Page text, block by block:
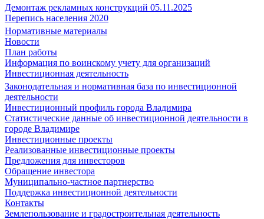
Демонтаж рекламных конструкций 05.11.2025
Перепись населения 2020
Нормативные материалы
Новости
План работы
Информация по воинскому учету для организаций
Инвестиционная деятельность
Законодательная и нормативная база по инвестиционной
деятельности
Инвестиционный профиль города Владимира
Статистические данные об инвестиционной деятельности в
городе Владимире
Инвестиционные проекты
Реализованные инвестиционные проекты
Предложения для инвесторов
Обращение инвестора
Муниципально-частное партнерство
Поддержка инвестиционной деятельности
Контакты
Землепользование и градостроительная деятельность